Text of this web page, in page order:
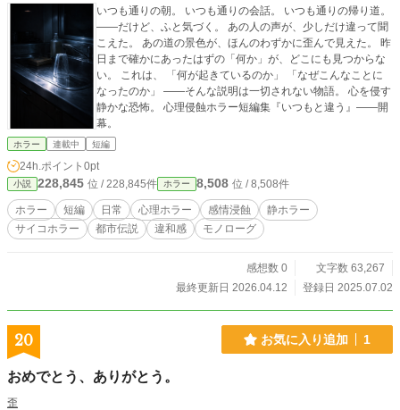
いつも通りの朝。 いつも通りの会話。 いつも通りの帰り道。
――だけど、ふと気づく。 あの人の声が、少しだけ違って聞
こえた。 あの道の景色が、ほんのわずかに歪んで見えた。 昨
日まで確かにあったはずの「何か」が、どこにも見つからな
い。 これは、 「何が起きているのか」 「なぜこんなことに
なったのか」 ――そんな説明は一切されない物語。 心を侵す
静かな恐怖。 心理侵蝕ホラー短編集『いつもと違う』――開
幕。
ホラー 連載中 短編
24h.ポイント 0pt
小説 228,845 位 / 228,845件 ホラー 8,508 位 / 8,508件
ホラー 短編 日常 心理ホラー 感情浸蝕
静ホラー
サイコホラー
都市伝説 違和感 モノローグ
感想数 0
文字数 63,267
最終更新日 2026.04.12
登録日 2025.07.02
20 お気に入り追加 1
おめでとう、ありがとう。
歪